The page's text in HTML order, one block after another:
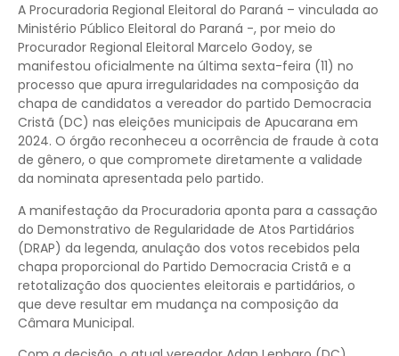
A Procuradoria Regional Eleitoral do Paraná – vinculada ao
Ministério Público Eleitoral do Paraná -, por meio do
Procurador Regional Eleitoral Marcelo Godoy, se
manifestou oficialmente na última sexta-feira (11) no
processo que apura irregularidades na composição da
chapa de candidatos a vereador do partido Democracia
Cristã (DC) nas eleições municipais de Apucarana em
2024. O órgão reconheceu a ocorrência de fraude à cota
de gênero, o que compromete diretamente a validade
da nominata apresentada pelo partido.
A manifestação da Procuradoria aponta para a cassação
do Demonstrativo de Regularidade de Atos Partidários
(DRAP) da legenda, anulação dos votos recebidos pela
chapa proporcional do Partido Democracia Cristã e a
retotalização dos quocientes eleitorais e partidários, o
que deve resultar em mudança na composição da
Câmara Municipal.